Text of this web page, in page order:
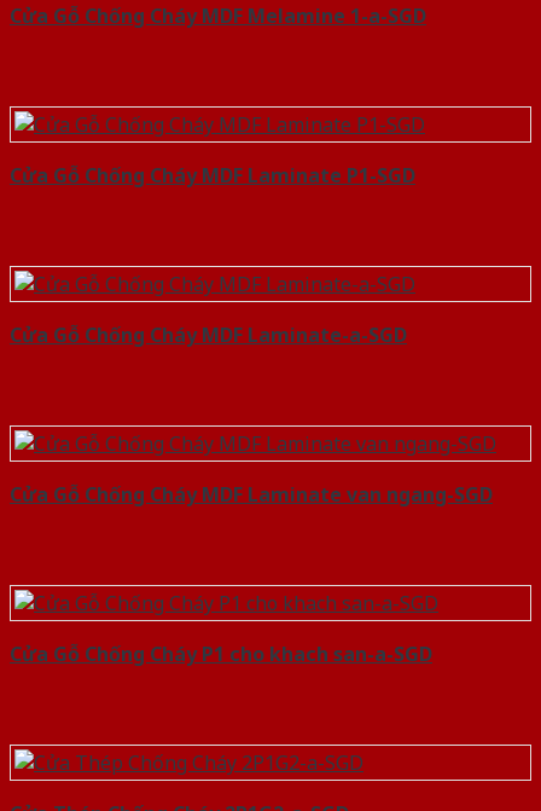
Cửa Gỗ Chống Cháy MDF Melamine 1-a-SGD
Cửa Gỗ Chống Cháy MDF Laminate P1-SGD
Cửa Gỗ Chống Cháy MDF Laminate-a-SGD
Cửa Gỗ Chống Cháy MDF Laminate van ngang-SGD
Cửa Gỗ Chống Cháy P1 cho khach san-a-SGD